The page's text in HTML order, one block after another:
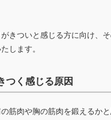
きついと感じる方に向け、
します。
つく感じる原因
筋肉や胸の筋肉を鍛えるか